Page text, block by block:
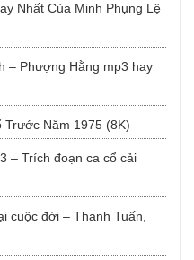
Nhất Của Minh Phụng Lệ
– Phượng Hằng mp3 hay
Trước Năm 1975 (8K)
– Trích đoạn ca cổ cải
cuộc đời – Thanh Tuấn,